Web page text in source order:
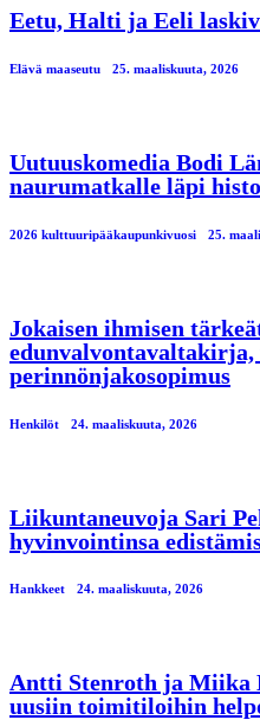
Eetu, Halti ja Eeli
Elävä maaseutu 25. maaliskuuta, 2026
Uutuuskomedia Bodi
naurumatkalle läpi
2026 kulttuuripääkaupunkivuosi 25.
Jokaisen ihmisen
edunvalvontavaltakirja,
perinnönjakosopimus
Henkilöt 24. maaliskuuta, 2026
Liikuntaneuvoja Sari
hyvinvointinsa
Hankkeet 24. maaliskuuta, 2026
Antti Stenroth ja Miika
uusiin toimitiloihin